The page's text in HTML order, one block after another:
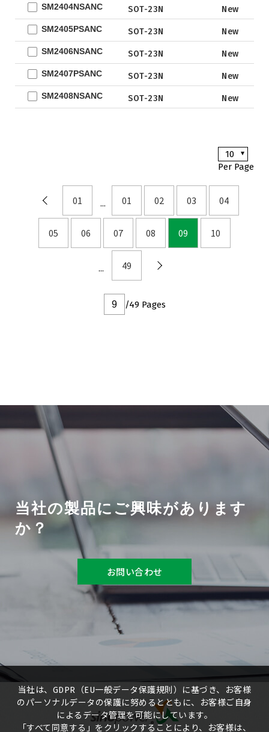
LFPAK
SOP
DFN5x6
SOT
TO
DFN3x2
SM2404NSANC SOT-23N New
SM2405PSANC SOT-23N New
SM2406NSANC SOT-23N New
SM2407PSANC SOT-23N New
SM2408NSANC SOT-23N New
10
Per Page
01 01 02 03 04
05 06 07 08 09 10
49
/49 Pages
当社の製品にご興味があります
か？
お問い合わせ
当社は、GDPR（EU一般データ保護規則）に基づき、お客様
のパーソナルデータの保護に努めるとともに、お客様ご自身
によるデータ管理を可能にしています。
「すべて同意する」をクリックすることにより、お客様は、